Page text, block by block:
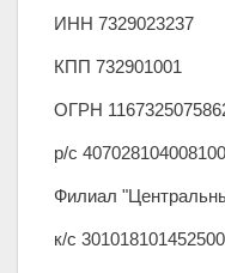
ИНН 7329023237
КПП 732901001
ОГРН
р/с
Филиал
к/с